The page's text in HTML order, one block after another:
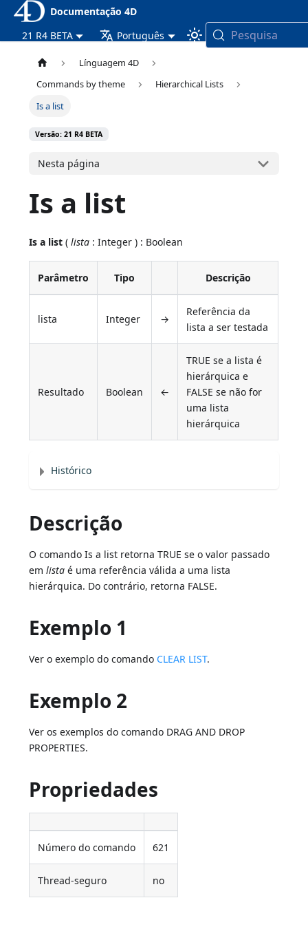
Documentação 4D
21 R4 BETA
Português Pesquisa
Línguagem 4D
Commands by theme
Hierarchical Lists
Is a list
Versão: 21 R4 BETA
Nesta página
Is a list
Is a list (lista : Integer ) : Boolean
Parâmetro Tipo Descrição
lista Integer →
Referência da
lista a ser testada
Resultado Boolean ←
TRUE se a lista é
hierárquica e
FALSE se não for
uma lista
hierárquica
Histórico
Descrição
O comando Is a list retorna TRUE se o valor passado
emlista é uma referência válida a uma lista
hierárquica. Do contrário, retorna FALSE.
Exemplo 1
Ver o exemplo do comando CLEAR LIST.
Exemplo 2
Ver os exemplos do comando DRAG AND DROP
PROPERTIES.
Propriedades
Número do comando 621
Thread-seguro no